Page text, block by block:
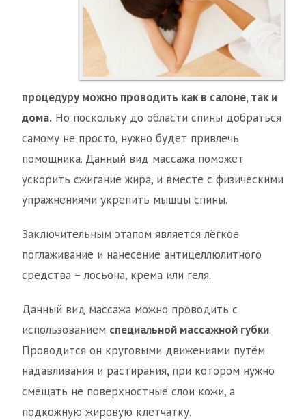
процедуру можно проводить как в салоне, так и
дома. Но поскольку до области спины добраться
самому не просто, нужно будет привлечь
помощника. Данный вид массажа поможет
ускорить сжигание жира, и вместе с физическими
упражнениями укрепить мышцы спины.
Заключительным этапом является лёгкое
поглаживание и нанесение антицеллюлитного
средства – лосьона, крема или геля.
Данный вид массажа можно проводить с
использованием специальной массажной губки.
Проводится он круговыми движениями путём
надавливания и растирания, при котором нужно
смещать не поверхностные слои кожи, а
подкожную жировую клетчатку.